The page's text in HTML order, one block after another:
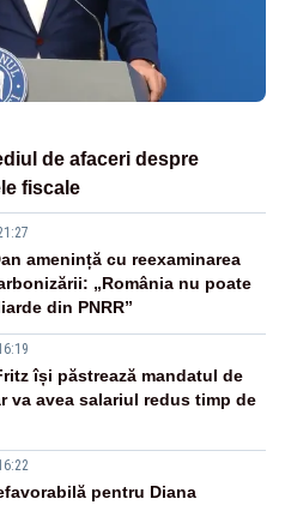
de afaceri despre
fiscale
amenință cu reexaminarea
„România nu poate
din PNRR”
își păstrează mandatul de
va avea salariul redus timp de
pentru Diana